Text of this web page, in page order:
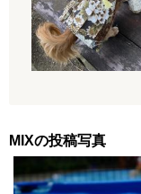
MIXの投稿写真